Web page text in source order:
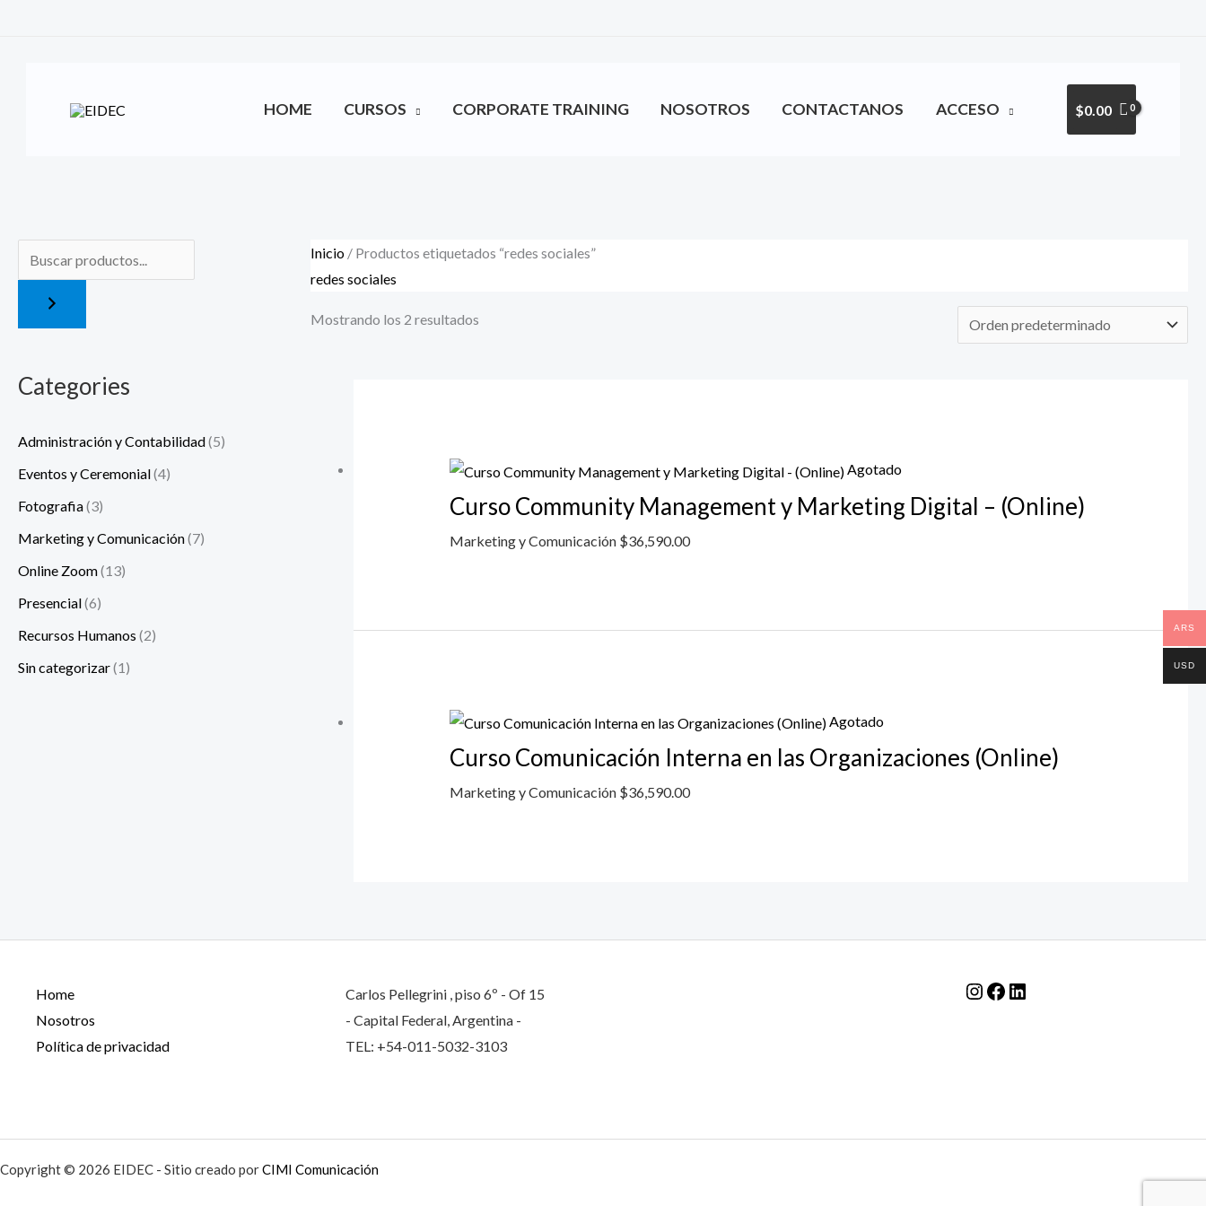
HOME CURSOS CORPORATE TRAINING NOSOTROS CONTACTANOS ACCESO $0.00
Categories
Administración y Contabilidad(5)
Eventos y Ceremonial(4)
Fotografia(3)
Marketing y Comunicación(7)
Online Zoom(13)
Presencial(6)
Recursos Humanos (2)
Sin categorizar(1)
Inicio / Productos etiquetados “redes sociales”
redes sociales
Mostrando los 2 resultados
Agotado
Curso Community Management y Marketing Digital – (Online)
Marketing y Comunicación $36,590.00
Agotado
Curso Comunicación Interna en las Organizaciones (Online)
Marketing y Comunicación $36,590.00
Home
Nosotros
Política de privacidad
Carlos Pellegrini , piso 6º - Of 15
- Capital Federal, Argentina -
TEL: +54-011-5032-3103
Copyright © 2026 EIDEC - Sitio creado porCIMI Comunicación
ARS
USD